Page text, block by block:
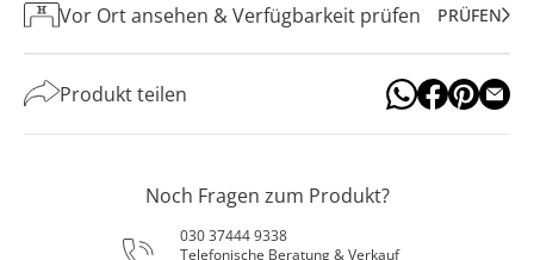
Vor Ort ansehen & Verfügbarkeit prüfen PRÜFEN
Produkt teilen
Noch Fragen zum Produkt?
030 37444 9338
Telefonische Beratung & Verkauf